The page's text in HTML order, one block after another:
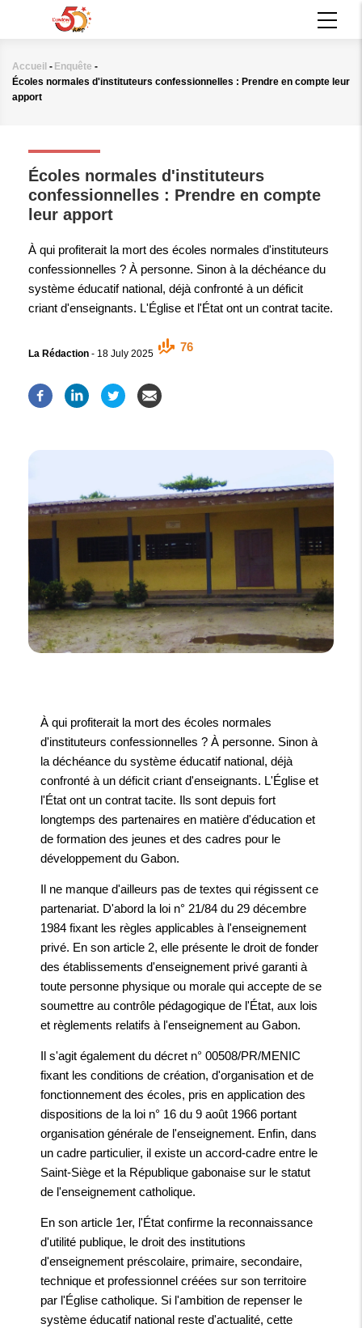
principal
Fil
d'Ariane
Accueil - Enquête -
Écoles normales d'instituteurs confessionnelles : Prendre en compte leur
apport
Écoles normales d'instituteurs
confessionnelles : Prendre en compte
leur apport
À qui profiterait la mort des écoles normales d'instituteurs
confessionnelles ? À personne. Sinon à la déchéance du
système éducatif national, déjà confronté à un déficit
criant d'enseignants. L'Église et l'État ont un contrat tacite.
La Rédaction - 18 July 2025
76
À qui profiterait la mort des écoles normales
d'instituteurs confessionnelles ? À personne. Sinon à
la déchéance du système éducatif national, déjà
confronté à un déficit criant d'enseignants. L'Église et
l'État ont un contrat tacite. Ils sont depuis fort
longtemps des partenaires en matière d'éducation et
de formation des jeunes et des cadres pour le
développement du Gabon.
Il ne manque d'ailleurs pas de textes qui régissent ce
partenariat. D'abord la loi n° 21/84 du 29 décembre
1984 fixant les règles applicables à l'enseignement
privé. En son article 2, elle présente le droit de fonder
des établissements d'enseignement privé garanti à
toute personne physique ou morale qui accepte de se
soumettre au contrôle pédagogique de l'État, aux lois
et règlements relatifs à l'enseignement au Gabon.
Il s'agit également du décret n° 00508/PR/MENIC
fixant les conditions de création, d'organisation et de
fonctionnement des écoles, pris en application des
dispositions de la loi n° 16 du 9 août 1966 portant
organisation générale de l'enseignement. Enfin, dans
un cadre particulier, il existe un accord-cadre entre le
Saint-Siège et la République gabonaise sur le statut
de l'enseignement catholique.
En son article 1er, l'État confirme la reconnaissance
d'utilité publique, le droit des institutions
d'enseignement préscolaire, primaire, secondaire,
technique et professionnel créées sur son territoire
par l'Église catholique. Si l'ambition de repenser le
système éducatif national reste d'actualité, cette